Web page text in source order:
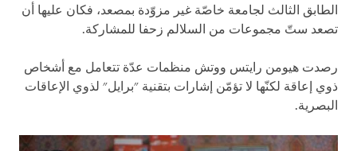
الطابق الثالث لجامعة خاصّة غير مزوّدة بمصعد، فكان عليها أن
تصعد ستّ مجموعات من السلالم زحفا للمشاركة.
رصدت هيومن رايتس ووتش منظمات عدّة تتعامل مع أشخاص
ذوي إعاقة لكنّها لا تؤمّن إشارات بتقنية "برايل" لذوي الإعاقات
البصرية.